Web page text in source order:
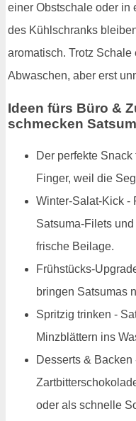
einer Obstschale oder in
des Kühlschranks
aromatisch. Trotz
Abwaschen, aber erst
Ideen fürs Büro &
schmecken
Der perfekte
Finger, weil die
Winter-Salat-Kick -
Satsuma-Filets
frische Beilage.
Frühstücks-
bringen Satsumas
Spritzig trinken -
Minzblättern ins
Desserts &
oder als schnelle